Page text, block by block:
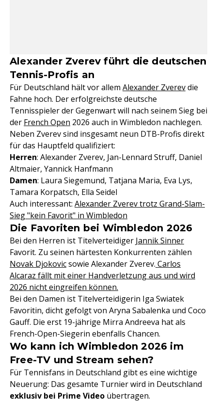
Alexander Zverev führt die deutschen
Tennis-Profis an
Für Deutschland hält vor allem Alexander Zverevdie
Fahne hoch. Der erfolgreichste deutsche
Tennisspieler der Gegenwart will nach seinem Sieg bei
der French Open 2026 auch in Wimbledon nachlegen.
Neben Zverev sind insgesamt neun DTB-Profis direkt
für das Hauptfeld qualifiziert:
Herren: Alexander Zverev, Jan-Lennard Struff, Daniel
Altmaier, Yannick Hanfmann
Damen: Laura Siegemund, Tatjana Maria, Eva Lys,
Tamara Korpatsch, Ella Seidel
Auch interessant: Alexander Zverev trotz Grand-Slam-
Sieg "kein Favorit" in Wimbledon
Die Favoriten bei Wimbledon 2026
Bei den Herren ist Titelverteidiger Jannik Sinner
Favorit. Zu seinen härtesten Konkurrenten zählen
Novak Djokovicsowie Alexander Zverev. Carlos
Alcaraz fällt mit einer Handverletzung aus und wird
2026 nicht eingreifen können.
Bei den Damen ist Titelverteidigerin Iga Swiatek
Favoritin, dicht gefolgt von Aryna Sabalenka und Coco
Gauff. Die erst 19-jährige Mirra Andreeva hat als
French-Open-Siegerin ebenfalls Chancen.
Wo kann ich Wimbledon 2026 im
Free-TV und Stream sehen?
Für Tennisfans in Deutschland gibt es eine wichtige
Neuerung: Das gesamte Turnier wird in Deutschland
exklusiv bei Prime Video übertragen.